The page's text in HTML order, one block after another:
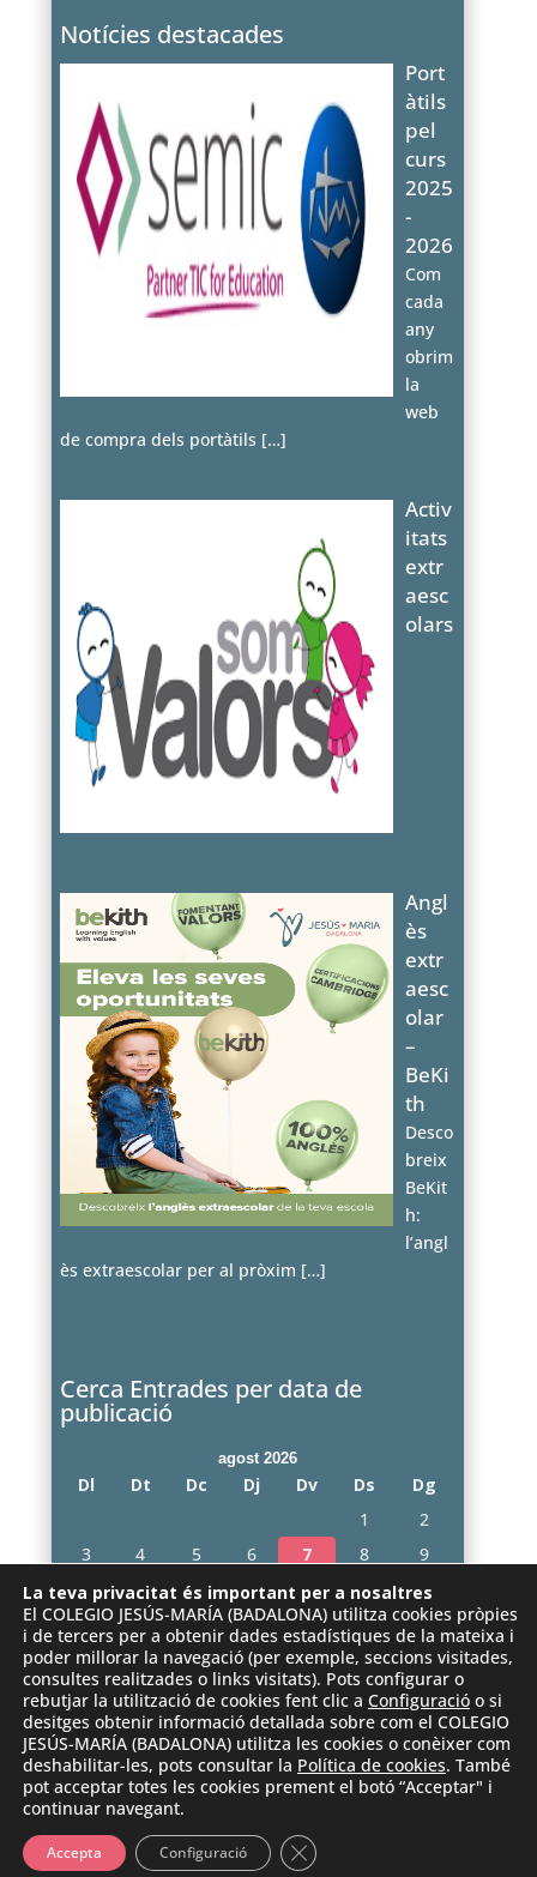
Notícies destacades
Port
àtils
pel
curs
2025
-
2026
Com
cada
any
obrim
la
web
de compra dels portàtils […]
Activ
itats
extr
aesc
olars
Angl
ès
extr
aesc
olar
–
BeKi
th
Desco
breix
BeKit
h:
l’angl
ès extraescolar per al pròxim […]
Cerca Entrades per data de
publicació
agost 2026
Dl Dt Dc Dj Dv Ds
Dg
1
2
3
4 5 6 7 8
9
10
11 12 13 14 15
16
17
18 19 20 21 22
23
24
25 26 27 28 29
30
31
« juny
La teva privacitat és important per a nosaltres
El COLEGIO JESÚS-MARÍA (BADALONA) utilitza cookies pròpies
i de tercers per a obtenir dades estadístiques de la mateixa i
poder millorar la navegació (per exemple, seccions visitades,
consultes realitzades o links visitats). Pots configurar o
rebutjar la utilització de cookies fent clic a Configuració o si
desitges obtenir informació detallada sobre com el COLEGIO
JESÚS-MARÍA (BADALONA) utilitza les cookies o conèixer com
deshabilitar-les, pots consultar la Política de cookies. També
pot acceptar totes les cookies prement el botó “Acceptar" i
continuar navegant.
Accepta Configuració Tanca el bàner de galetes